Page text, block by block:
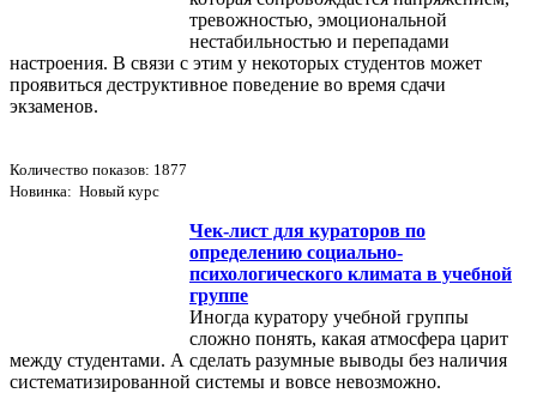
тревожностью, эмоциональной
нестабильностью и перепадами
настроения. В связи с этим у некоторых студентов может
проявиться деструктивное поведение во время сдачи
экзаменов.
Количество показов: 1877
Новинка: Новый курс
Чек-лист для кураторов по
определению социально-
психологического климата в учебной
группе
Иногда куратору учебной группы
сложно понять, какая атмосфера царит
между студентами. А сделать разумные выводы без наличия
систематизированной системы и вовсе невозможно.